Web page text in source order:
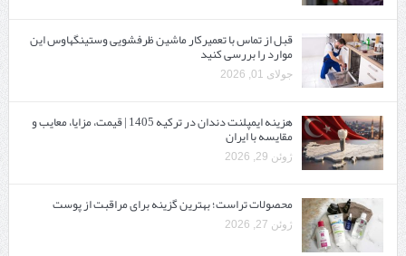
قبل از تماس با تعمیرکار ماشین ظرفشویی وستینگهاوس این
موارد را بررسی کنید
جولای 01, 2026
هزینه ایمپلنت دندان در ترکیه 1405 | قیمت، مزایا، معایب و
مقایسه با ایران
ژوئن 29, 2026
محصولات تراست؛ بهترین گزینه برای مراقبت از پوست
ژوئن 27, 2026